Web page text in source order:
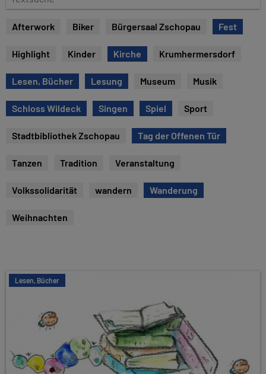
e
c
e
Afterwork Biker Bürgersaal Zschopau Fest
Highlight Kinder Kirche Krumhermersdorf
Lesen, Bücher Lesung Museum Musik
Schloss Wildeck Singen Spiel Sport
Stadtbibliothek Zschopau Tag der Offenen Tür
Tanzen Tradition Veranstaltung
Volkssolidarität wandern Wanderung
Weihnachten
Lesen, Bücher